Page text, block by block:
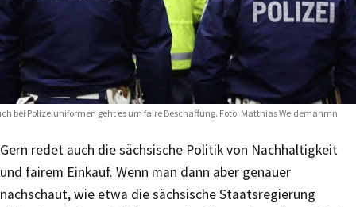
bei Polizeiuniformen geht es um faire Beschaffung. Foto: Matthias Weidemanmn
Gern redet auch die sächsische Politik von Nachhaltigkeit
und fairem Einkauf. Wenn man dann aber genauer
nachschaut, wie etwa die sächsische Staatsregierung